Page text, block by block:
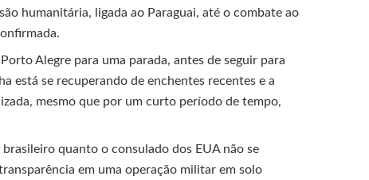
humanitária, ligada ao Paraguai, até o combate ao
Alegre para uma parada, antes de seguir para
está se recuperando de enchentes recentes e a
mesmo que por um curto período de tempo,
brasileiro quanto o consulado dos EUA não se
em uma operação militar em solo